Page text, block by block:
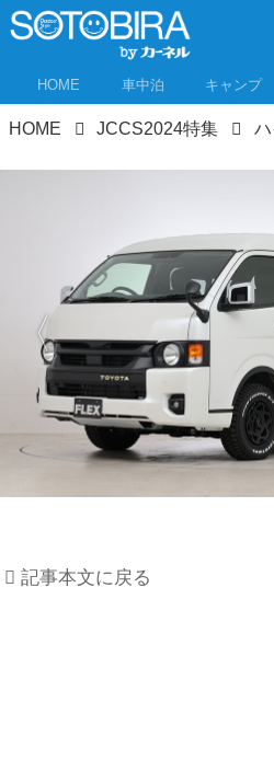
HOME 車中泊 キャンプ
HOME JCCS2024特集
記事本文に戻る